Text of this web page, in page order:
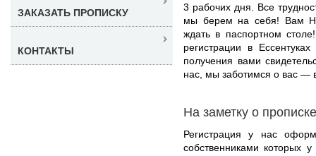
3 рабочих дня. Все
мы берем на себя! Вам
ждать в паспортном
регистрации в
получения вами
нас, мы заботимся о вас —
На заметку о прописке
Регистрация у нас
собственниками которых
ЗАКАЗАТЬ ПРОПИСКУ
КОНТАКТЫ